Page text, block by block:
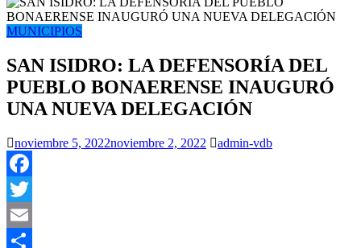
MUNICIPIOS
SAN ISIDRO: LA DEFENSORÍA DEL
PUEBLO BONAERENSE INAUGURÓ
UNA NUEVA DELEGACIÓN
noviembre 5, 2022noviembre 2, 2022 admin-vdb
Facebook
Twitter
Email